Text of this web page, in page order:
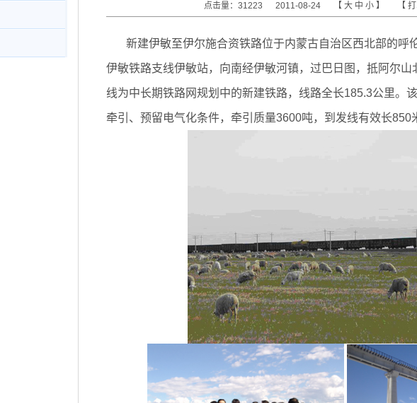
点击量：31223 2011-08-24 【 大 中 小 】 【
新建伊敏至伊尔施合资铁路位于内蒙古自治区西北部的呼
伊敏铁路支线伊敏站，向南经伊敏河镇，过巴日图，抵阿尔
线为中长期铁路网规划中的新建铁路，线路全长185.3公里。
牵引、预留电气化条件，牵引质量3600吨，到发线有效长850